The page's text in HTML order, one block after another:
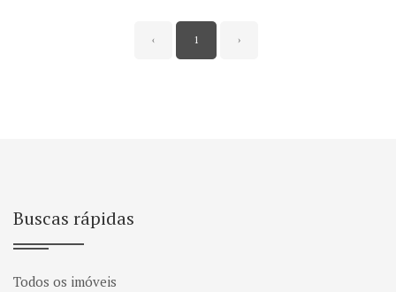
‹ 1 ›
Buscas rápidas
Todos os imóveis